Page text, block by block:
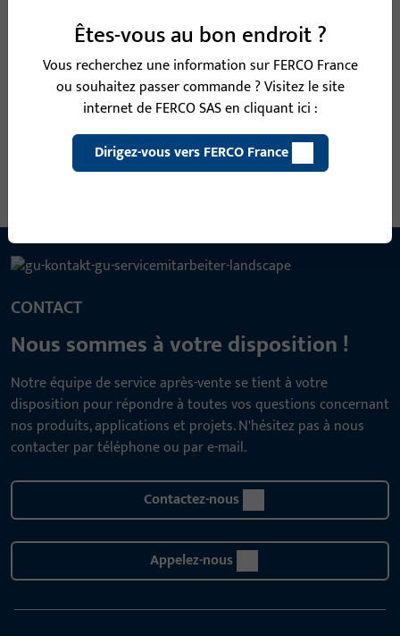
NISI
Voir toutes les variantes
CONTACT
Nous sommes à votre disposition !
Notre équipe de service après-vente se tient à votre
disposition pour répondre à toutes vos questions concernant
nos produits, applications et projets. N'hésitez pas à nous
contacter par téléphone ou par e-mail.
Contactez-nous
Appelez-nous
Êtes-vous au bon endroit ?
Vous recherchez une information sur FERCO France
ou souhaitez passer commande ? Visitez le site
internet de FERCO SAS en cliquant ici :
Dirigez-vous vers FERCO France